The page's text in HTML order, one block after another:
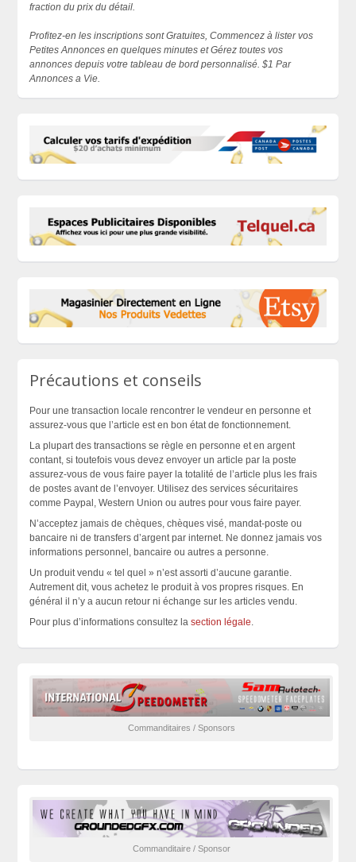
fraction du prix du détail.
Profitez-en les inscriptions sont Gratuites, Commencez à lister vos
Petites Annonces en quelques minutes et Gérez toutes vos
annonces depuis votre tableau de bord personnalisé. $1 Par
Annonces a Vie.
Précautions et conseils
Pour une transaction locale rencontrer le vendeur en personne et
assurez-vous que l’article est en bon état de fonctionnement.
La plupart des transactions se règle en personne et en argent
contant, si toutefois vous devez envoyer un article par la poste
assurez-vous de vous faire payer la totalité de l’article plus les frais
de postes avant de l’envoyer. Utilisez des services sécuritaires
comme Paypal, Western Union ou autres pour vous faire payer.
N’acceptez jamais de chèques, chèques visé, mandat-poste ou
bancaire ni de transfers d’argent par internet. Ne donnez jamais vos
informations personnel, bancaire ou autres a personne.
Un produit vendu « tel quel » n’est assorti d’aucune garantie.
Autrement dit, vous achetez le produit à vos propres risques. En
général il n’y a aucun retour ni échange sur les articles vendu.
Pour plus d’informations consultez lasection légale
Commanditaires / Sponsors
Commanditaire / Sponsor